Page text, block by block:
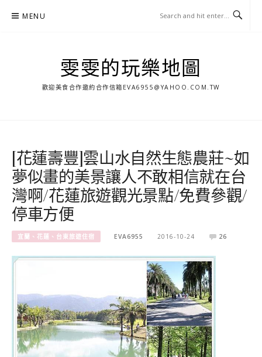
MENU
雯雯的玩樂地圖
歡迎美食合作邀約合作信箱 EVA6955@YAHOO.COM.TW
[花蓮壽豐]雲山水自然生態農莊~如
夢似畫的美景讓人不敢相信就在台
灣啊/花蓮旅遊觀光景點/免費參觀/
停車方便
宜蘭、花蓮、台東旅遊住宿 EVA6955 2016-10-24 26